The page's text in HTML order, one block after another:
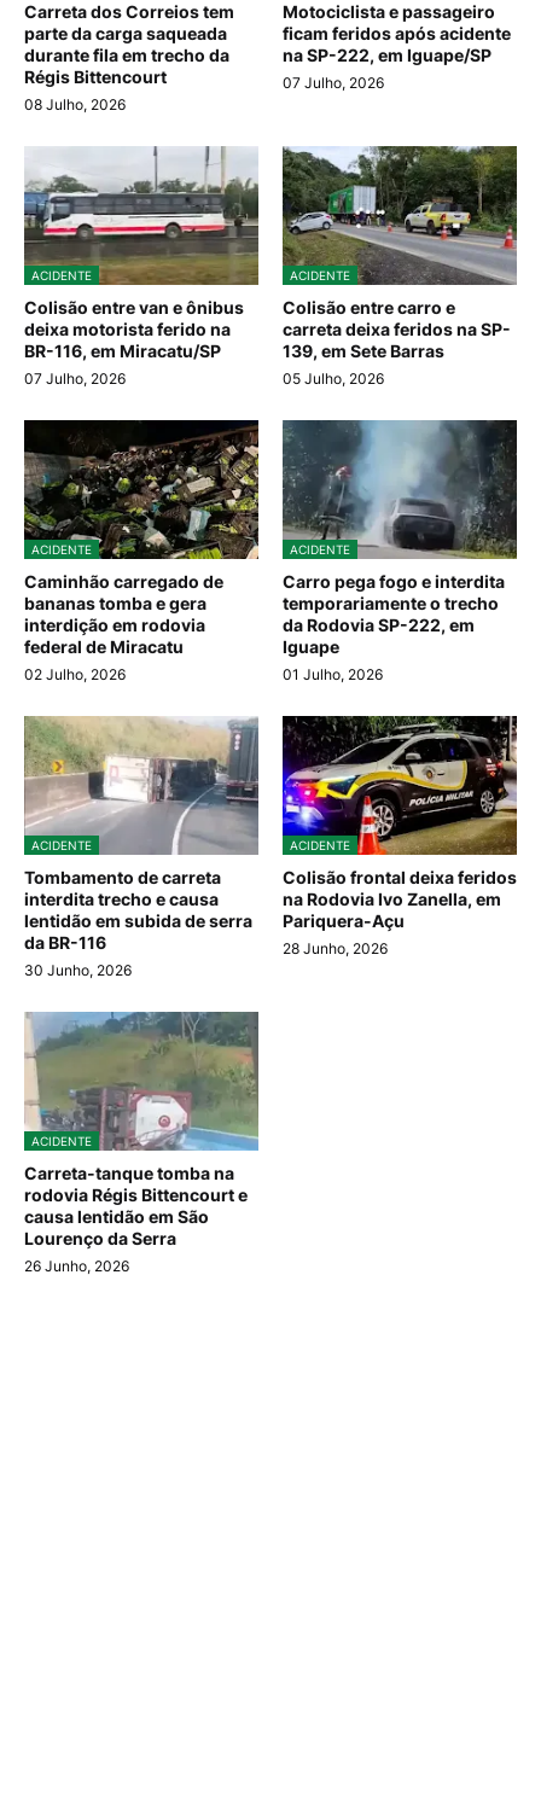
Carreta dos Correios tem
parte da carga saqueada
durante fila em trecho da
Régis Bittencourt
08 Julho, 2026
Motociclista e passageiro
ficam feridos após acidente
na SP-222, em Iguape/SP
07 Julho, 2026
ACIDENTE
Colisão entre van e ônibus
deixa motorista ferido na
BR-116, em Miracatu/SP
07 Julho, 2026
ACIDENTE
Colisão entre carro e
carreta deixa feridos na SP-
139, em Sete Barras
05 Julho, 2026
ACIDENTE
Caminhão carregado de
bananas tomba e gera
interdição em rodovia
federal de Miracatu
02 Julho, 2026
ACIDENTE
Carro pega fogo e interdita
temporariamente o trecho
da Rodovia SP-222, em
Iguape
01 Julho, 2026
ACIDENTE
Tombamento de carreta
interdita trecho e causa
lentidão em subida de serra
da BR-116
30 Junho, 2026
ACIDENTE
Colisão frontal deixa feridos
na Rodovia Ivo Zanella, em
Pariquera-Açu
28 Junho, 2026
ACIDENTE
Carreta-tanque tomba na
rodovia Régis Bittencourt e
causa lentidão em São
Lourenço da Serra
26 Junho, 2026